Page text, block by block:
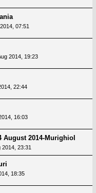
07:51
2014, 19:23
22:44
16:03
August 2014-Murighiol
2014, 23:31
18:35